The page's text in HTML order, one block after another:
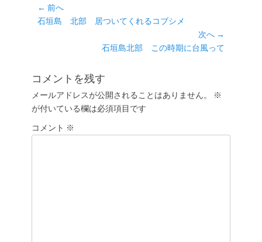
投
稿
ー
シ
ョ
ン
← 前へ
前
石垣島 北部 居ついてくれるコブシメ
次へ →
投
石垣島北部 この時期に台風って
コメントを残す
メールアドレスが公開されることはありません。
※
が付いている欄は必須項目です
コメント ※